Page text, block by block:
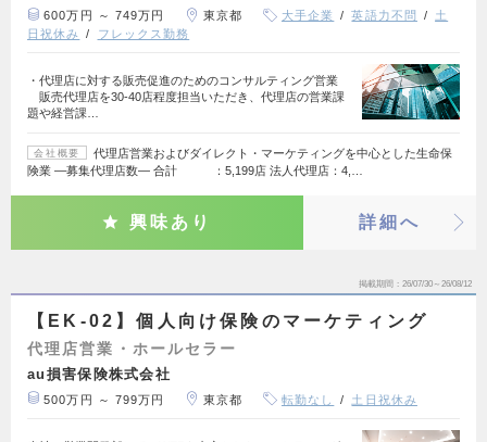
600万円 ～ 749万円 東京都 大手企業 英語力不問
土
日祝休み
フレックス勤務
・代理店に対する販売促進のためのコンサルティング営業
販売代理店を30-40店程度担当いただき、代理店の営業課
題や経営課…
会社概要
代理店営業およびダイレクト・マーケティングを中心とした生命保
険業 ―募集代理店数― 合計 ：5,199店 法人代理店：4,…
興味あり 詳細へ
掲載期間 26/07/30～26/08/12
【EK-02】個人向け保険のマーケティング
代理店営業・ホールセラー
au損害保険株式会社
500万円 ～ 799万円 東京都 転勤なし 土日祝休み